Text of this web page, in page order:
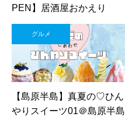
PEN】居酒屋おかえり
グルメ
【島原半島】真夏の♡ひん
やりスイーツ01＠島原半島